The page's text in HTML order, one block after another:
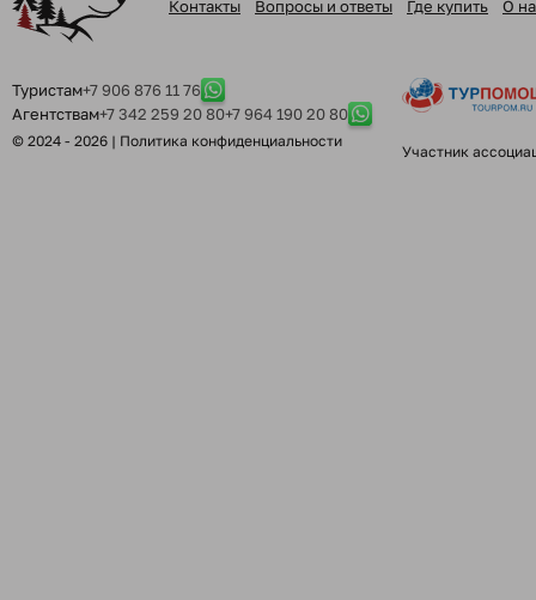
Контакты Вопросы и ответы Где купить О
Туристам+7 906 876 11 76
Агентствам+7 342 259 20 80+7 964 190 20 80
© 2024 - 2026 | Политика конфиденциальности
Участник